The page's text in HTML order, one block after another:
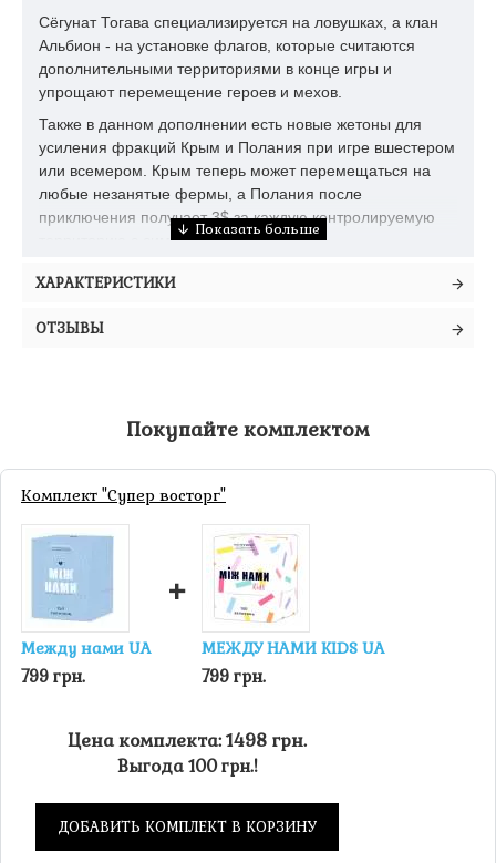
Сёгунат Тогава специализируется на ловушках, а клан
Альбион - на установке флагов, которые считаются
дополнительными территориями в конце игры и
упрощают перемещение героев и мехов.
Также в данном дополнении есть новые жетоны для
усиления фракций Крым и Полания при игре вшестером
или всемером. Крым теперь может перемещаться на
любые незанятые фермы, а Полания после
приключения получает 3$ за каждую контролируемую
территорию с символом приключения.
ХАРАКТЕРИСТИКИ
ОТЗЫВЫ
Покупайте комплектом
Комплект "Супер восторг"
Между нами UA
799 грн.
+
МЕЖДУ НАМИ KIDS UA
799 грн.
Цена комплекта: 1498 грн.
Выгода 100 грн.!
ДОБАВИТЬ КОМПЛЕКТ В КОРЗИНУ